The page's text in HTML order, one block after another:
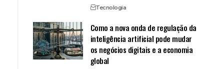
Tecnologia
Como a nova onda de regulação da
inteligência artificial pode mudar
os negócios digitais e a economia
global